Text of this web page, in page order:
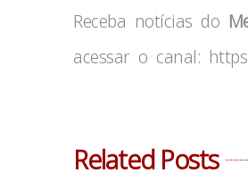
Receba notícias do
acessar o canal:
Related Posts